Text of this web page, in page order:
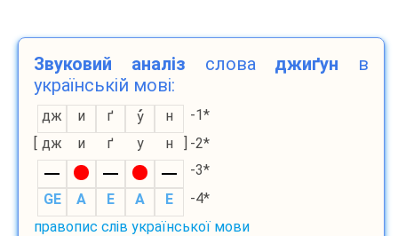
Звуковий аналіз слова джиґун в
українській мові:
дж и ґ у н
-1*
[ дж и ґ у н ] -2*
-3*
GE
A E A E
-4*
правопис слів української мови